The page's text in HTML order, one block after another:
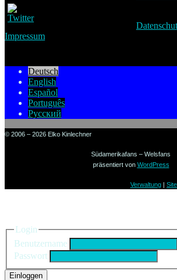
Impressum
Deutsch
English
Español
Português
Русский
© 2006 – 2026 Elko Kinlechner
Südamerikafans – Welsfans
präsentiert von WordPress
Verwaltung
Login
Benutzername
Passwort
Einloggen